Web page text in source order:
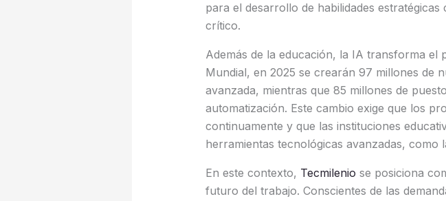
para el desarrollo de habilidades
crítico.
Además de la educación, la IA transforma
Mundial, en 2025 se crearán 97 millones de
avanzada, mientras que 85 millones de
automatización. Este cambio exige que los
continuamente y que las instituciones
herramientas tecnológicas avanzadas,
En este contexto, Tecmilenio se posiciona
futuro del trabajo. Conscientes de las